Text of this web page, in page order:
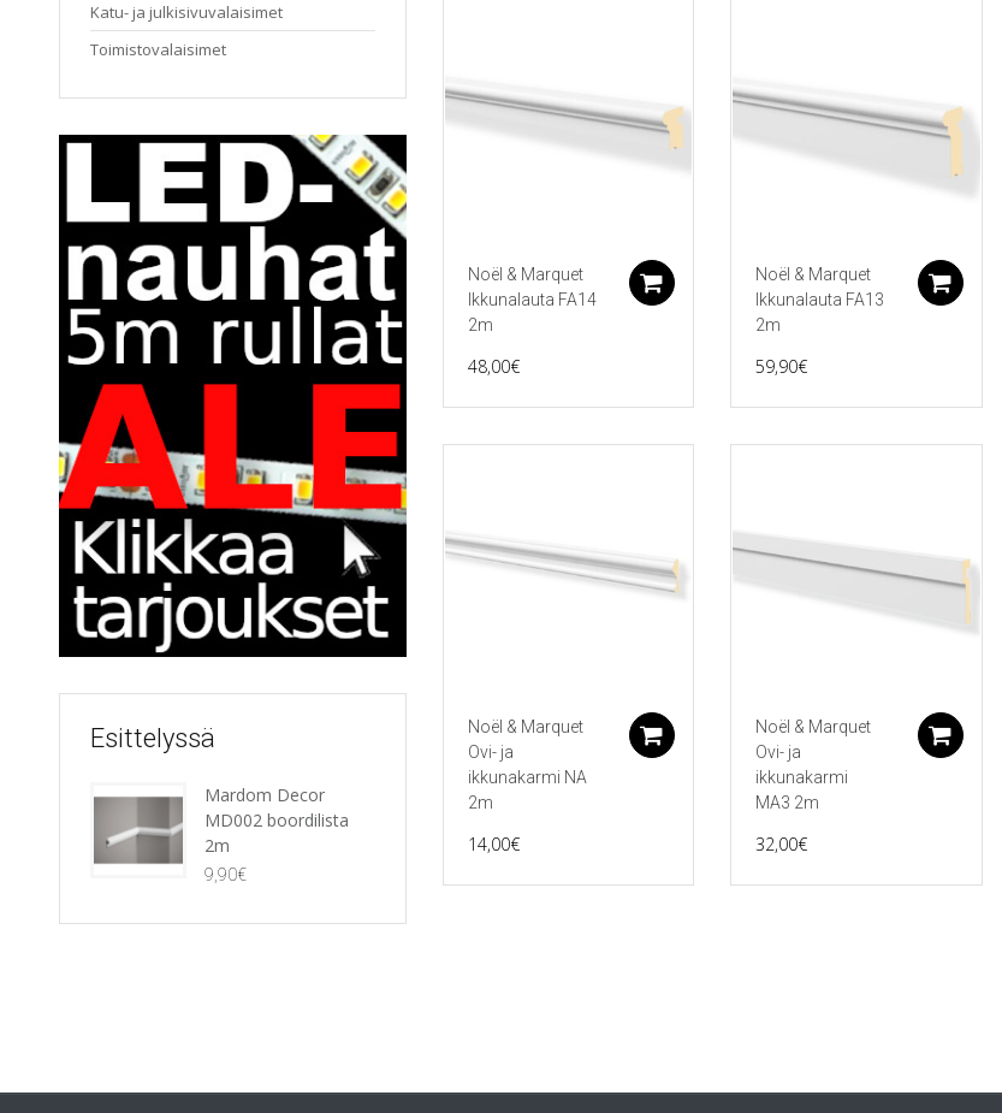
Noël & Marquet
Ikkunalauta FA14
2m
48,00€
Lisää ostoskoriin
Noël & Marquet
Ikkunalauta FA13
2m
59,90€
Noël & Marquet
Ovi- ja
ikkunakarmi NA
2m
14,00€
Lisää ostoskoriin
Noël & Marquet
Ovi- ja
ikkunakarmi
MA3 2m
32,00€
Katu- ja julkisivuvalaisimet
Toimistovalaisimet
Esittelyssä
Mardom Decor
MD002 boordilista
2m
9,90€